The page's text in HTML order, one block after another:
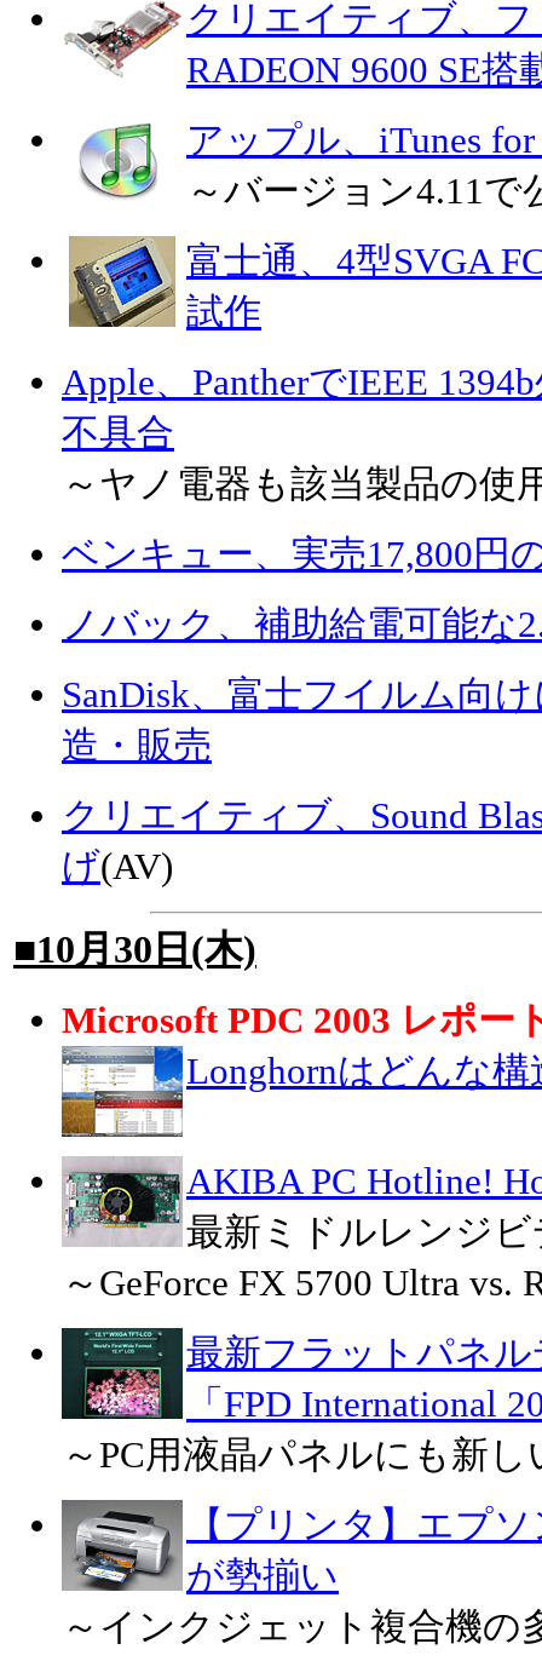
クリエイティブ、
RADEON 9600 SE搭
アップル、iTunes
～バージョン4.11で
富士通、4型SVGA
試作
Apple、PantherでIEEE
不具合
～ヤノ電器も該当製品の使
ベンキュー、実売17,800円
ノバック、補助給電可能な
SanDisk、富士フイルム向
造・販売
クリエイティブ、Sound
げ(AV)
■10月30日(木)
Microsoft PDC 2003 レポー
Longhornはどんな
AKIBA PC Hotline!
最新ミドルレンジ
～GeForce FX 5700 Ultra vs.
最新フラットパネ
「FPD International
～PC用液晶パネルにも新し
【プリンタ】エプ
が勢揃い
～インクジェット複合機の